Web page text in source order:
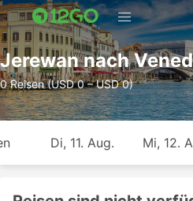
Jerewan nach
0 Reisen (USD 0 – USD 0)
Di, 11. Aug. Mi, 12.